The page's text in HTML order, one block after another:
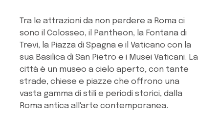
Tra le attrazioni da non perdere a Roma ci
sono il Colosseo, il Pantheon, la Fontana di
Trevi, la Piazza di Spagna e il Vaticano con la
sua Basilica di San Pietro e i Musei Vaticani. La
città è un museo a cielo aperto, con tante
strade, chiese e piazze che offrono una
vasta gamma di stili e periodi storici, dalla
Roma antica all'arte contemporanea.